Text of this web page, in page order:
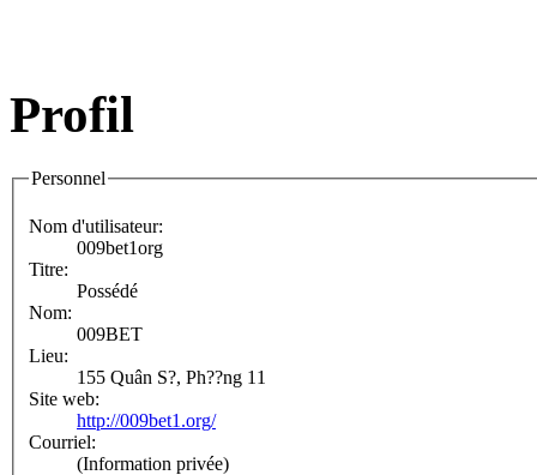
Profil
Personnel
Nom d'utilisateur:
009bet1org
Titre:
Possédé
Nom:
009BET
Lieu:
155 Quân S?, Ph??ng 11
Site web:
http://009bet1.org/
Courriel:
(Information privée)